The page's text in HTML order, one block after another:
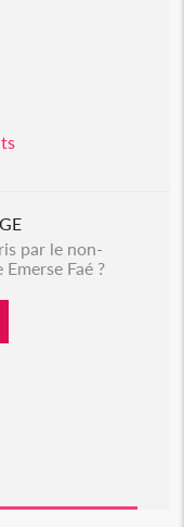
par le non-
Faé ?